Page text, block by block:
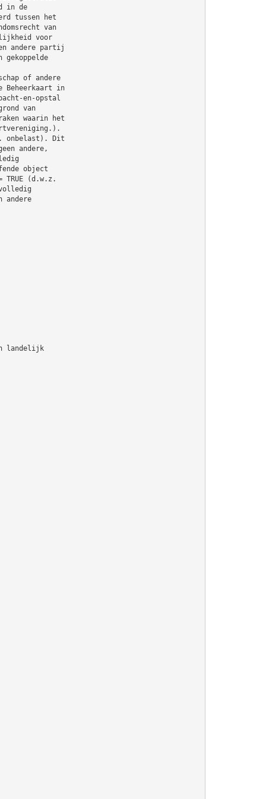
in de
tussen het
van
voor
andere partij
of andere
Beheerkaart in
en-opstal
van
waarin het
onbelast). Dit
andere,
object
(d.w.z.
andere
landelijk